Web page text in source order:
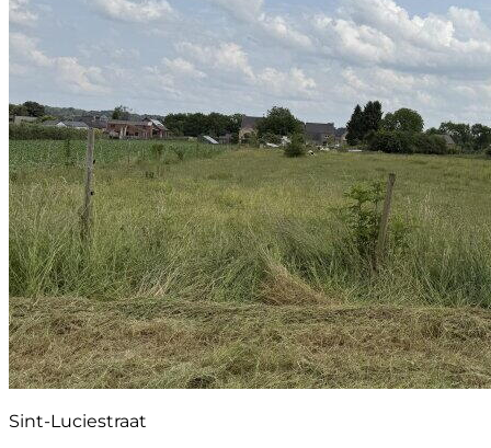
Sint-Luciestraat